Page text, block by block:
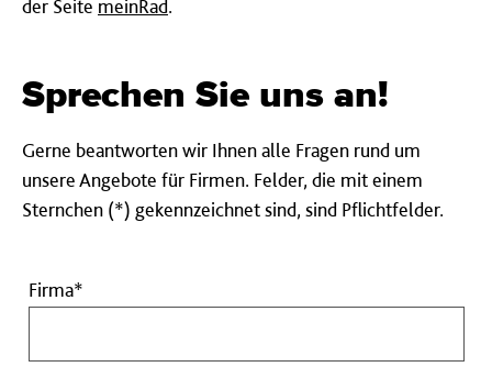
der Seite meinRad.
Sprechen Sie uns an!
Gerne beantworten wir Ihnen alle Fragen rund um
unsere Angebote für Firmen. Felder, die mit einem
Sternchen (*) gekennzeichnet sind, sind Pflichtfelder.
Firma*
Pflichtfeld